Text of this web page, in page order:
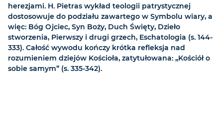
herezjami. H. Pietras wykład teologii patrystycznej
dostosowuje do podziału zawartego w Symbolu wiary, a
więc: Bóg Ojciec, Syn Boży, Duch Święty, Dzieło
stworzenia, Pierwszy i drugi grzech, Eschatologia (s. 144-
333). Całość wywodu kończy krótka refleksja nad
rozumieniem dziejów Kościoła, zatytułowana: „Kościół o
sobie samym” (s. 335-342).